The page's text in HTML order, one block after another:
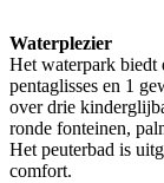
Waterplezier
Het waterpark biedt
pentaglisses en 1
over drie
ronde fonteinen,
Het peuterbad is
comfort.